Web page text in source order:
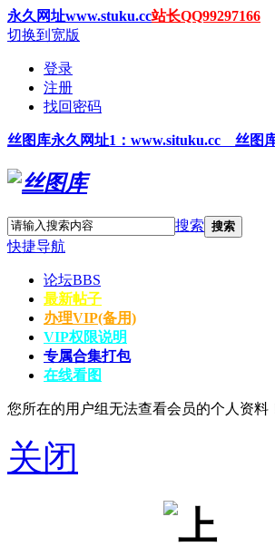
永久网址www.stuku.cc站长QQ99297166
切换到宽版
登录
注册
找回密码
丝图 库永久网址1 ：www.situku.cc 丝图
搜索 搜索
快捷导航
论坛BBS
最新帖子
办理VIP(备用)
VIP权限说明
专属合集打包
在线看图
您所在的用户组无法查看会员的个人资料
关闭